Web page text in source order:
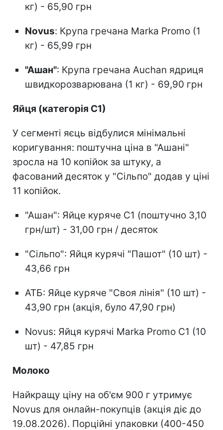
кг) - 65,90 грн
Novus: Крупа гречана Marka Promo (1
кг) - 65,99 грн
"Ашан": Крупа гречана Auchan ядриця
швидкорозварювана (1 кг) - 69,90 грн
Яйця (категорія С1)
У сегменті яєць відбулися мінімальні
коригування: поштучна ціна в "Ашані"
зросла на 10 копійок за штуку, а
фасований десяток у "Сільпо" додав у ціні
11 копійок.
"Ашан": Яйце куряче С1 (поштучно 3,10
грн/шт) - 31,00 грн / десяток
"Сільпо": Яйця курячі "Пашот" (10 шт) -
43,66 грн
АТБ: Яйце куряче "Своя лінія" (10 шт) -
43,90 грн (акція, було 47,90 грн)
Novus: Яйця курячі Marka Promo С1 (10
шт) - 47,85 грн
Молоко
Найкращу ціну на об'єм 900 г утримує
Novus для онлайн-покупців (акція діє до
19.08.2026). Порційні упаковки (400-450